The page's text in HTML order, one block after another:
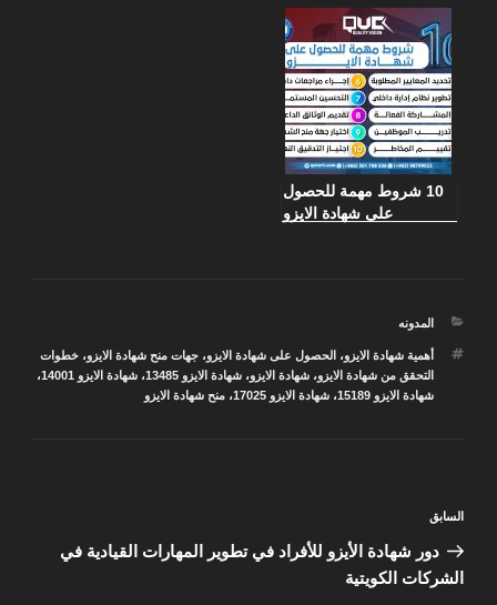
10 شروط مهمة للحصول
على شهادة الايزو
التصنيفات
المدونه
الوسوم
أهمية شهادة الايزو، الحصول على شهادة الايزو،جهات منح شهادة الايزو،خطوات
التحقق من شهادة الايزو،شهادة الايزو،شهادة الايزو 13485 ،شهادة الايزو 14001
،
شهادة الايزو 15189
،شهادة الايزو 17025 ،منح شهادة الايزو
المقالة
السابقة
السابق
دور شهادة الأيزو للأفراد في تطوير المهارات القيادية في
الشركات الكويتية